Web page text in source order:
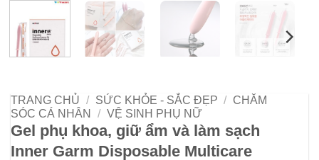
TRANG CHỦ / SỨC KHỎE - SẮC ĐẸP / CHĂM
SÓC CÁ NHÂN
/ VỆ SINH PHỤ NỮ
Gel phụ khoa, giữ ẩm và làm sạch
Inner Garm Disposable Multicare